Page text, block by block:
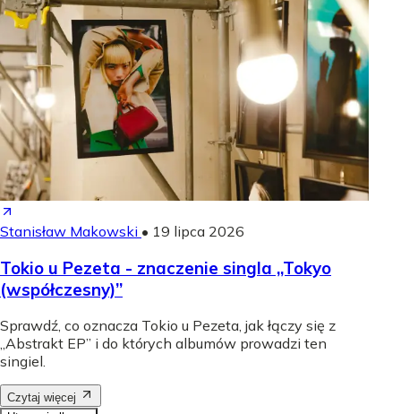
Stanisław Makowski • 19 lipca 2026
Tokio u Pezeta - znaczenie singla „Tokyo
(współczesny)”
Sprawdź, co oznacza Tokio u Pezeta, jak łączy się z
„Abstrakt EP” i do których albumów prowadzi ten
singiel.
Czytaj więcej